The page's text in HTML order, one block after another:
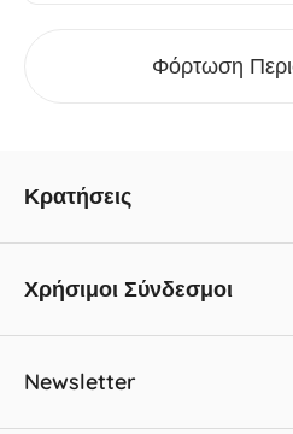
Φόρτωση
Κρατήσεις
Χρήσιμοι Σύνδεσμοι
Newsletter